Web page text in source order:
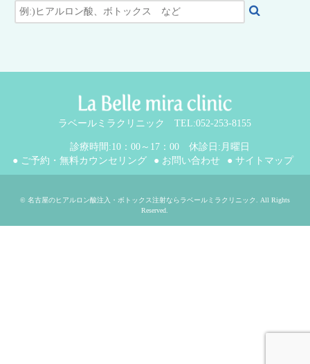
ラベールミラクリニック TEL:052-253-8155
診療時間:10：00～17：00 休診日:月曜日
● ご予約・無料カウンセリング
● お問い合わせ ● サイトマップ
© 名古屋のヒアルロン酸注入・ボトックス注射ならラベールミラクリニック
. All Rights
Reserved.